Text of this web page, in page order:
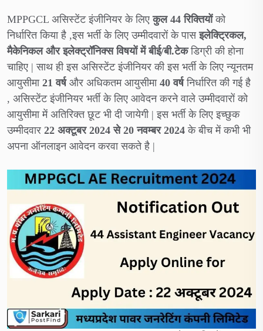
MPPGCL असिस्टेंट इंजीनियर के लिए कुल 44 रिक्तियोंको
निर्धारित किया है ,इस भर्ती के लिए उम्मीदवारों के पासइलेक्ट्रिकल,
मैकेनिकल और इलेक्ट्रॉनिक्स विषयों में बीई/बी.टेकडिग्री की होना
चाहिए | साथ ही इस असिस्टेंट इंजीनियर की इस भर्ती के लिए न्यूनतम
आयुसीमा 21 वर्ष और अधिकतम आयुसीमा40 वर्षनिर्धारित की गई है
, असिस्टेंट इंजीनियर भर्ती के लिए आवेदन करने वाले उम्मीदवारों को
आयुसीमा में अतिरिक्त छूट भी दी जायेगी | इस भर्ती के लिए इच्छुक
उम्मीदवार 22 अक्टूबर 2024 से 20 नवम्बर 2024के बीच में कभी भी
अपना ऑनलाइन आवेदन करवा सकते है |